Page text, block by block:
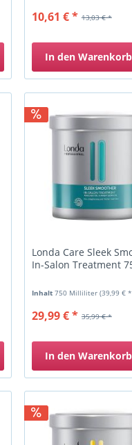
13,03 € *
10,61 € *
In den Warenkorb
Londa Care Sleek
In-Salon Treatment
Inhalt 750 Milliliter (39,99 € * /
35,99 € *
29,99 € *
In den Warenkorb